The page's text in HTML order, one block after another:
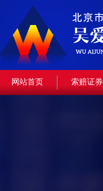
网站首页 索赔证券